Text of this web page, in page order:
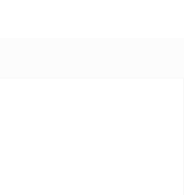
5 z 5 hvězdiček.